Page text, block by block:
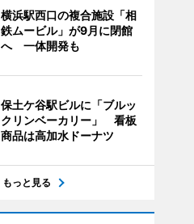
横浜駅西口の複合施設「相
鉄ムービル」が9月に閉館
へ 一体開発も
保土ケ谷駅ビルに「ブルッ
クリンベーカリー」 看板
商品は高加水ドーナツ
もっと見る